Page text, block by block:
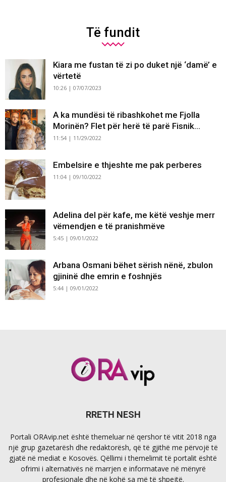
Të fundit
Kiara me fustan të zi po duket një ‘damë’ e
vërtetë
10:26 | 07/07/2023
A ka mundësi të ribashkohet me Fjolla
Morinën? Flet për herë të parë Fisnik...
11:54 | 11/29/2022
Embelsire e thjeshte me pak perberes
11:04 | 09/10/2022
Adelina del për kafe, me këtë veshje merr
vëmendjen e të pranishmëve
5:45 | 09/01/2022
Arbana Osmani bëhet sërish nënë, zbulon
gjininë dhe emrin e foshnjës
5:44 | 09/01/2022
RRETH NESH
Portali ORAvip.net është themeluar në qershor të vitit 2018 nga
një grup gazetarësh dhe redaktorësh, që të gjithë me përvojë të
gjatë në mediat e Kosovës. Qëllimi i themelimit të portalit është
ofrimi i alternativës në marrjen e informatave në mënyrë
profesionale dhe në kohë sa më të shpejtë.